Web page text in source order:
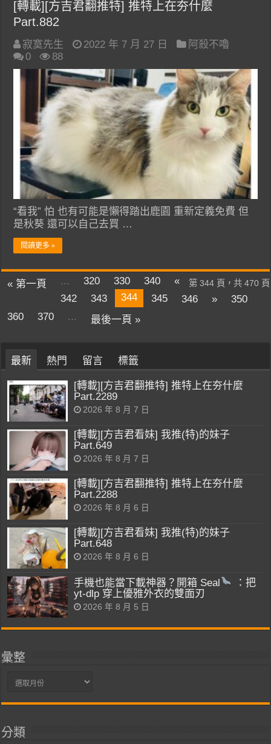
[轉載][方吉君翻推特] 推特上在夯什麼
Part.882
寂寞先生 2022 年 7 月 27 日
阿殺不嚕
0
88
“看我” 怕 也有可能是懶得踏出鹿園 重新定義免費 但
是秋葵 還可以自己去買 …
閱讀更多 »
第 344 頁，共 470 頁
« 第一頁 ... 320 330 340
«
342
343 344 345 346 »
350
360
370 ... 最後一頁 »
最新 熱門 留言 標籤
[轉載][方吉君翻推特] 推特上在夯什麼
Part.2289
2026 年 8 月 7 日
[轉載][方吉君看妹] 我推(特)的妹子
Part.649
2026 年 8 月 7 日
[轉載][方吉君翻推特] 推特上在夯什麼
Part.2288
2026 年 8 月 6 日
[轉載][方吉君看妹] 我推(特)的妹子
Part.648
2026 年 8 月 6 日
手機也能當下載神器？開箱 Seal
：把
yt-dlp 穿上優雅外衣的雙面刃
2026 年 8 月 5 日
彙整
彙
分類